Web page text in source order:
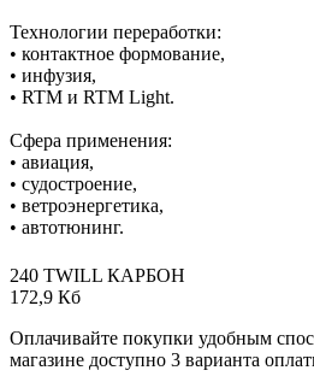
Технологии переработки:
• контактное формование,
• инфузия,
• RTM и RTM Light.
Сфера применения:
• авиация,
• судостроение,
• ветроэнергетика,
• автотюнинг.
240 TWILL КАРБОН
172,9 Кб
Оплачивайте покупки удобным
магазине доступно 3 варианта